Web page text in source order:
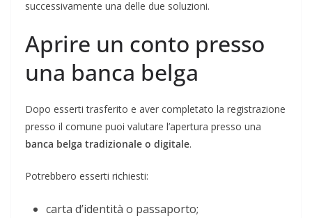
successivamente una delle due soluzioni.
Aprire un conto presso
una banca belga
Dopo esserti trasferito e aver completato la registrazione
presso il comune puoi valutare l’apertura presso una
banca belga tradizionale o digitale.
Potrebbero esserti richiesti:
carta d’identità o passaporto;